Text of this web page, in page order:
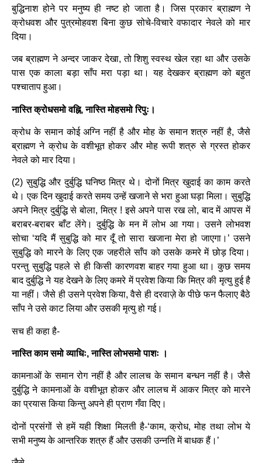
बुद्धिनाश होने पर मनुष्य ही नष्ट हो जाता है। जिस प्रकार ब्राह्मण ने
क्रोधवश और पुत्रमोहवश बिना कुछ सोचे-विचारे वफादार नेवले को मार
दिया।
जब ब्राह्मण ने अन्दर जाकर देखा, तो शिशु स्वस्थ खेल रहा था और उसके
पास एक काला बड़ा साँप मरा पड़ा था। यह देखकर ब्राह्मण को बहुत
पश्चाताप हुआ।
नास्ति क्रोधसमो वह्नि, नास्ति मोहसमो रिपुः।
क्रोध के समान कोई अग्नि नहीं है और मोह के समान शत्रु नहीं है, जैसे
ब्राह्मण ने क्रोध के वशीभूत होकर और मोह रूपी शत्रु से ग्रस्त होकर
नेवले को मार दिया।
(2) सुबुद्धि और दुर्बुद्धि घनिष्ठ मित्र थे। दोनों मित्र खुदाई का काम करते
थे। एक दिन खुदाई करते समय उन्हें खजाने से भरा हुआ घड़ा मिला। सुबुद्धि
अपने मित्र दुर्बुद्धि से बोला, मित्र ! इसे अपने पास रख लो, बाद में आपस में
बराबर-बराबर बाँट लेंगे। दुर्बुद्धि के मन में लोभ आ गया। उसने लोभवश
सोचा ‘यदि मैं सुबुद्धि को मार दूँ तो सारा खजाना मेरा हो जाएगा।’ उसने
सुबुद्धि को मारने के लिए एक जहरीले साँप को उसके कमरे में छोड़ दिया।
परन्तु सुबुद्धि पहले से ही किसी कारणवश बाहर गया हुआ था। कुछ समय
बाद दुर्बुद्धि ने यह देखने के लिए कमरे में प्रवेश किया कि मित्र की मृत्यु हुई है
या नहीं। जैसे ही उसने प्रवेश किया, वैसे ही दरवाज़े के पीछे फन फैलाए बैठे
साँप ने उसे काट लिया और उसकी मृत्यु हो गई।
सच ही कहा है-
नास्ति काम समो व्याधिः, नास्ति लोभसमो पाशः ।
कामनाओं के समान रोग नहीं है और लालच के समान बन्धन नहीं है। जैसे
दुर्बुद्धि ने कामनाओं के वशीभूत होकर और लालच में आकर मित्र को मारने
का प्रयास किया किन्तु अपने ही प्राण गँवा दिए।
दोनों प्रसंगों से हमें यही शिक्षा मिलती है-‘काम, क्रोध, मोह तथा लोभ ये
सभी मनुष्य के आन्तरिक शत्रु हैं और उसकी उन्नति में बाधक हैं।’